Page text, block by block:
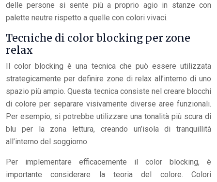
delle persone si sente più a proprio agio in stanze con
palette neutre rispetto a quelle con colori vivaci.
Tecniche di color blocking per zone
relax
Il color blocking è una tecnica che può essere utilizzata
strategicamente per definire zone di relax all’interno di uno
spazio più ampio. Questa tecnica consiste nel creare blocchi
di colore per separare visivamente diverse aree funzionali.
Per esempio, si potrebbe utilizzare una tonalità più scura di
blu per la zona lettura, creando un’isola di tranquillità
all’interno del soggiorno.
Per implementare efficacemente il color blocking, è
importante considerare la teoria del colore. Colori